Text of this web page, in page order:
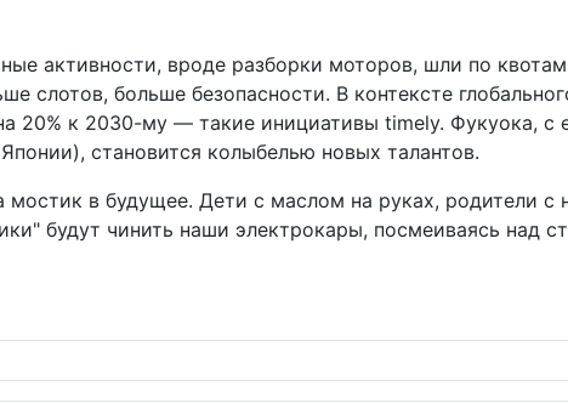
активности, вроде разборки моторов, шли по
слотов, больше безопасности. В контексте
20% к 2030-му — такие инициативы timely. Фукуока, с
становится колыбелью новых талантов.
мостик в будущее. Дети с маслом на руках, родители
будут чинить наши электрокары, посмеиваясь над
японские улицы сиять неоном будущего